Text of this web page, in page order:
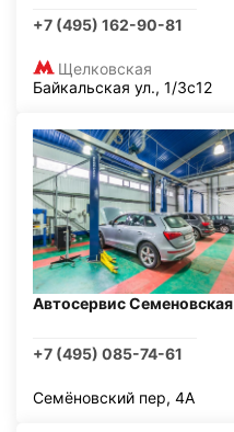
+7 (495) 162-90-81
Щелковская
Байкальская ул., 1/3с12
Автосервис Семеновская
+7 (495) 085-74-61
Семёновский пер, 4А